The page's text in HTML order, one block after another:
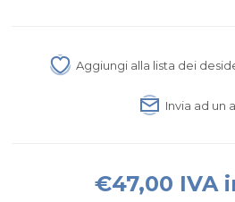
Aggiungi alla lista dei
Invia ad un
€47,00 IVA